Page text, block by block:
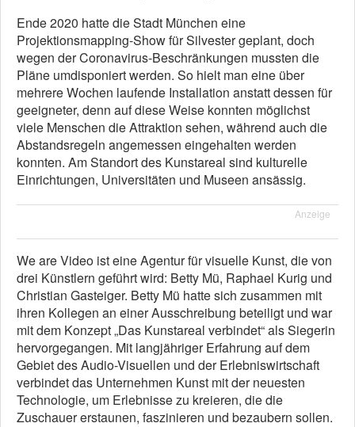
Ende 2020 hatte die Stadt München eine
Projektionsmapping-Show für Silvester geplant, doch
wegen der Coronavirus-Beschränkungen mussten die
Pläne umdisponiert werden. So hielt man eine über
mehrere Wochen laufende Installation anstatt dessen für
geeigneter, denn auf diese Weise konnten möglichst
viele Menschen die Attraktion sehen, während auch die
Abstandsregeln angemessen eingehalten werden
konnten. Am Standort des Kunstareal sind kulturelle
Einrichtungen, Universitäten und Museen ansässig.
Anzeige
We are Video ist eine Agentur für visuelle Kunst, die von
drei Künstlern geführt wird: Betty Mü, Raphael Kurig und
Christian Gasteiger. Betty Mü hatte sich zusammen mit
ihren Kollegen an einer Ausschreibung beteiligt und war
mit dem Konzept „Das Kunstareal verbindet“ als Siegerin
hervorgegangen. Mit langjähriger Erfahrung auf dem
Gebiet des Audio-Visuellen und der Erlebniswirtschaft
verbindet das Unternehmen Kunst mit der neuesten
Technologie, um Erlebnisse zu kreieren, die die
Zuschauer erstaunen, faszinieren und bezaubern sollen.